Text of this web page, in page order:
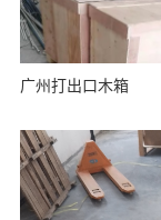
广州打出口木箱